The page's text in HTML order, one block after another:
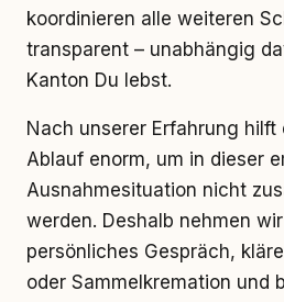
koordinieren alle weiteren
transparent – unabhängig
Kanton Du lebst.
Nach unserer Erfahrung hilft
Ablauf enorm, um in dieser
Ausnahmesituation nicht
werden. Deshalb nehmen
persönliches Gespräch,
oder Sammelkremation und